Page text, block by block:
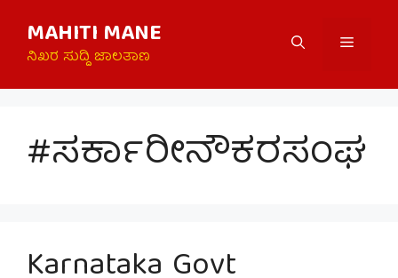
content
MAHITI MANE
ನಿಖರ ಸುದ್ದಿ ಜಾಲತಾಣ
Menu
#ಸರ್ಕಾರೀನೌಕರಸಂಘ